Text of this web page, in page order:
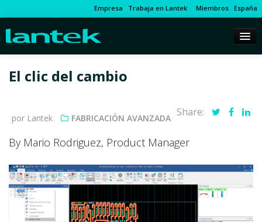
Empresa Trabaja en Lantek Miembros España
El clic del cambio
por Lantek FABRICACIÓN AVANZADA Share:
By Mario Rodriguez, Product Manager